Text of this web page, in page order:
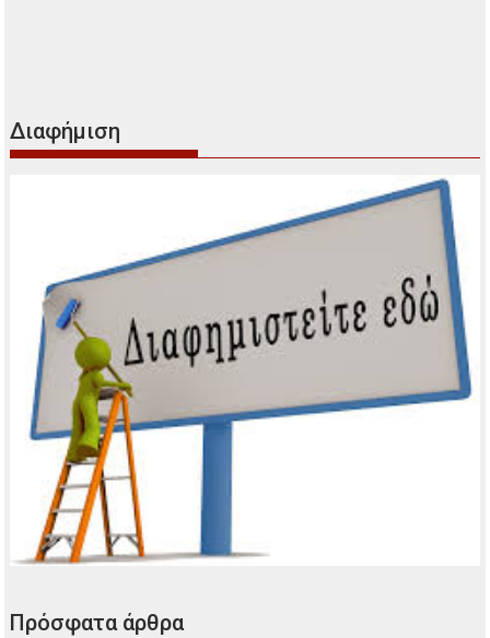
Διαφήμιση
Πρόσφατα άρθρα